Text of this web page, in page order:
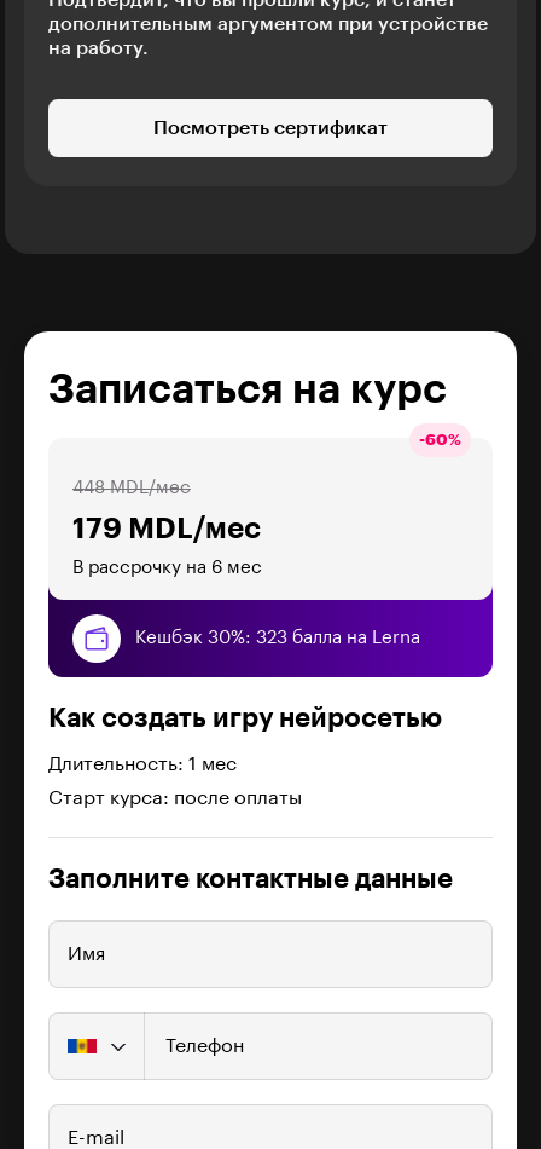
дополнительным аргументом при устройстве
на работу.
Посмотреть сертификат
Записаться на курс
-60%
179 MDL/мес
448 MDL/мес
В рассрочку на 6 мес
Кешбэк 30%: 323 балла на Lerna
Как создать игру нейросетью
Длительность: 1 мес
Старт курса: после оплаты
Заполните контактные данные
Имя
Телефон
E-mail